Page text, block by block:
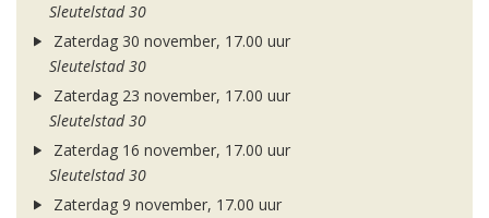
Sleutelstad 30
Zaterdag 30 november, 17.00 uur
Sleutelstad 30
Zaterdag 23 november, 17.00 uur
Sleutelstad 30
Zaterdag 16 november, 17.00 uur
Sleutelstad 30
Zaterdag 9 november, 17.00 uur